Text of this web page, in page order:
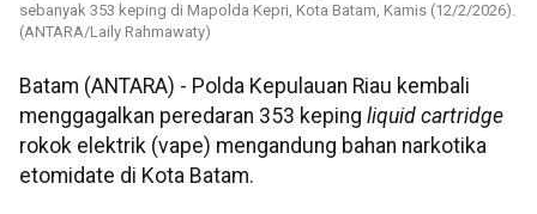
sebanyak 353 keping di Mapolda Kepri, Kota Batam, Kamis (12/2/2026).
(ANTARA/Laily Rahmawaty)
Batam (ANTARA) - Polda Kepulauan Riau kembali
menggagalkan peredaran 353 keping liquid cartridge
rokok elektrik (vape) mengandung bahan narkotika
etomidate di Kota Batam.